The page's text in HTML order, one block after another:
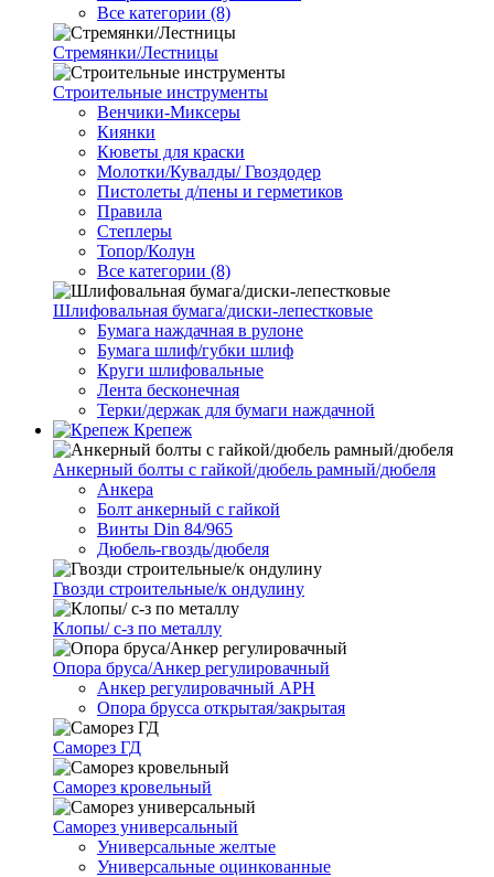
Все категории (8)
Стремянки/Лестницы
Строительные инструменты
Венчики-Миксеры
Киянки
Кюветы для краски
Молотки/Кувалды/ Гвоздодер
Пистолеты д/пены и герметиков
Правила
Степлеры
Топор/Колун
Все категории (8)
Шлифовальная бумага/диски-лепестковые
Бумага наждачная в рулоне
Бумага шлиф/губки шлиф
Круги шлифовальные
Лента бесконечная
Терки/держак для бумаги наждачной
Крепеж
Анкерный болты с гайкой/дюбель рамный/дюбеля
Анкера
Болт анкерный с гайкой
Винты Din 84/965
Дюбель-гвоздь/дюбеля
Гвозди строительные/к ондулину
Клопы/ с-з по металлу
Опора бруса/Анкер регулировачный
Анкер регулировачный АРН
Опора брусса открытая/закрытая
Саморез ГД
Саморез кровельный
Саморез универсальный
Универсальные желтые
Универсальные оцинкованные